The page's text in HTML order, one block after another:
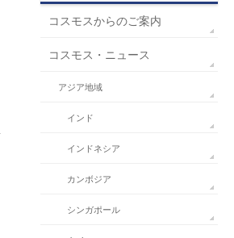
コスモスからのご案内
コスモス・ニュース
アジア地域
インド
インドネシア
カンボジア
シンガポール